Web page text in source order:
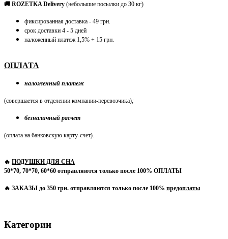
🚚 ROZETKA Delivery (небольшие посылки до 30 кг)
фиксированная доставка - 49 грн.
срок доставки 4 - 5 дней
наложенный платеж 1,5% + 15 грн.
ОПЛАТА
наложенный платеж
(совершается в отделении компании-перевозчика);
безналичный расчет
(оплата на банковскую карту-счет).
🔥 ПОДУШКИ ДЛЯ СНА
50*70, 70*70, 60*60 отправляются только после 100% ОПЛАТЫ
🔥 ЗАКАЗЫ до 350 грн. отправляются только после 100% предоплаты
Категории